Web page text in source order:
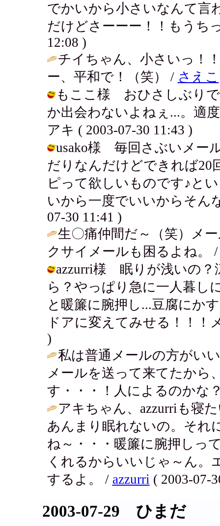
でかいから小さいなんて
だけどさーーー！！もうち
12:08 )
チイちゃん、小さいっ！
ー、平和で！（笑） / さえこ
もここ様 おひさしぶりで
か出会わないよねぇ...。適
アキ ( 2003-07-30 11:43 )
usako様 毎回さぶいメー
だりなんだけどできれば20
ピって欲しいものです♪と
いから一度でいいからそん
07-30 11:41 )
生〇痛仲間だ～（笑）メ
クサイメールも困るよね。
azzurri様 眠りが浅いの？
ら？やっぱり急に一人暮し
と暖簾に腕押し...豆腐にか
ドアに変えてみせる！！！
)
私は普通メールの方がい
メールを送って来てたから
す・・・！人によるのかな
アキちゃん、azzurriも寝
あんまり眠れないの。それ
ね～・・・暖簾に腕押しっ
くれるからいいじゃ～ん。
するよ。 / azzurri ( 2003-07-
2003-07-29 ひまだ